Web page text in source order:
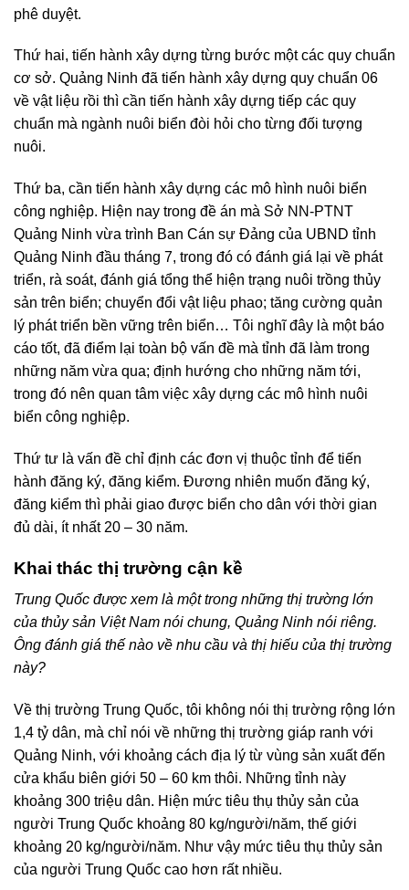
phê duyệt.
Thứ hai, tiến hành xây dựng từng bước một các quy chuẩn
cơ sở. Quảng Ninh đã tiến hành xây dựng quy chuẩn 06
về vật liệu rồi thì cần tiến hành xây dựng tiếp các quy
chuẩn mà ngành nuôi biển đòi hỏi cho từng đối tượng
nuôi.
Thứ ba, cần tiến hành xây dựng các mô hình nuôi biển
công nghiệp. Hiện nay trong đề án mà Sở NN-PTNT
Quảng Ninh vừa trình Ban Cán sự Đảng của UBND tỉnh
Quảng Ninh đầu tháng 7, trong đó có đánh giá lại về phát
triển, rà soát, đánh giá tổng thể hiện trạng nuôi trồng thủy
sản trên biển; chuyển đổi vật liệu phao; tăng cường quản
lý phát triển bền vững trên biển… Tôi nghĩ đây là một báo
cáo tốt, đã điểm lại toàn bộ vấn đề mà tỉnh đã làm trong
những năm vừa qua; định hướng cho những năm tới,
trong đó nên quan tâm việc xây dựng các mô hình nuôi
biển công nghiệp.
Thứ tư là vấn đề chỉ định các đơn vị thuộc tỉnh để tiến
hành đăng ký, đăng kiểm. Đương nhiên muốn đăng ký,
đăng kiểm thì phải giao được biển cho dân với thời gian
đủ dài, ít nhất 20 – 30 năm.
Khai thác thị trường cận kề
Trung Quốc được xem là một trong những thị trường lớn
của thủy sản Việt Nam nói chung, Quảng Ninh nói riêng.
Ông đánh giá thế nào về nhu cầu và thị hiếu của thị trường
này?
Về thị trường Trung Quốc, tôi không nói thị trường rộng lớn
1,4 tỷ dân, mà chỉ nói về những thị trường giáp ranh với
Quảng Ninh, với khoảng cách địa lý từ vùng sản xuất đến
cửa khẩu biên giới 50 – 60 km thôi. Những tỉnh này
khoảng 300 triệu dân. Hiện mức tiêu thụ thủy sản của
người Trung Quốc khoảng 80 kg/người/năm, thế giới
khoảng 20 kg/người/năm. Như vậy mức tiêu thụ thủy sản
của người Trung Quốc cao hơn rất nhiều.